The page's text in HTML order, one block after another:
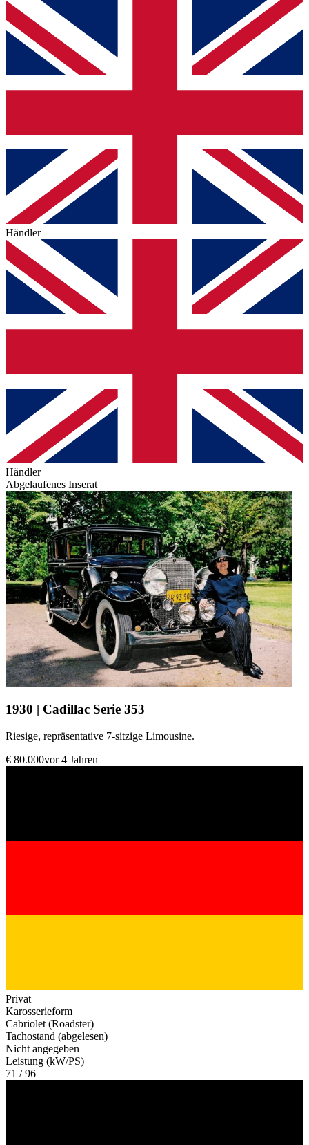
Händler
Händler
Abgelaufenes Inserat
1930 | Cadillac Serie 353
Riesige, repräsentative 7-sitzige Limousine.
€ 80.000vor 4 Jahren
Privat
Karosserieform
Cabriolet (Roadster)
Tachostand (abgelesen)
Nicht angegeben
Leistung (kW/PS)
71 / 96